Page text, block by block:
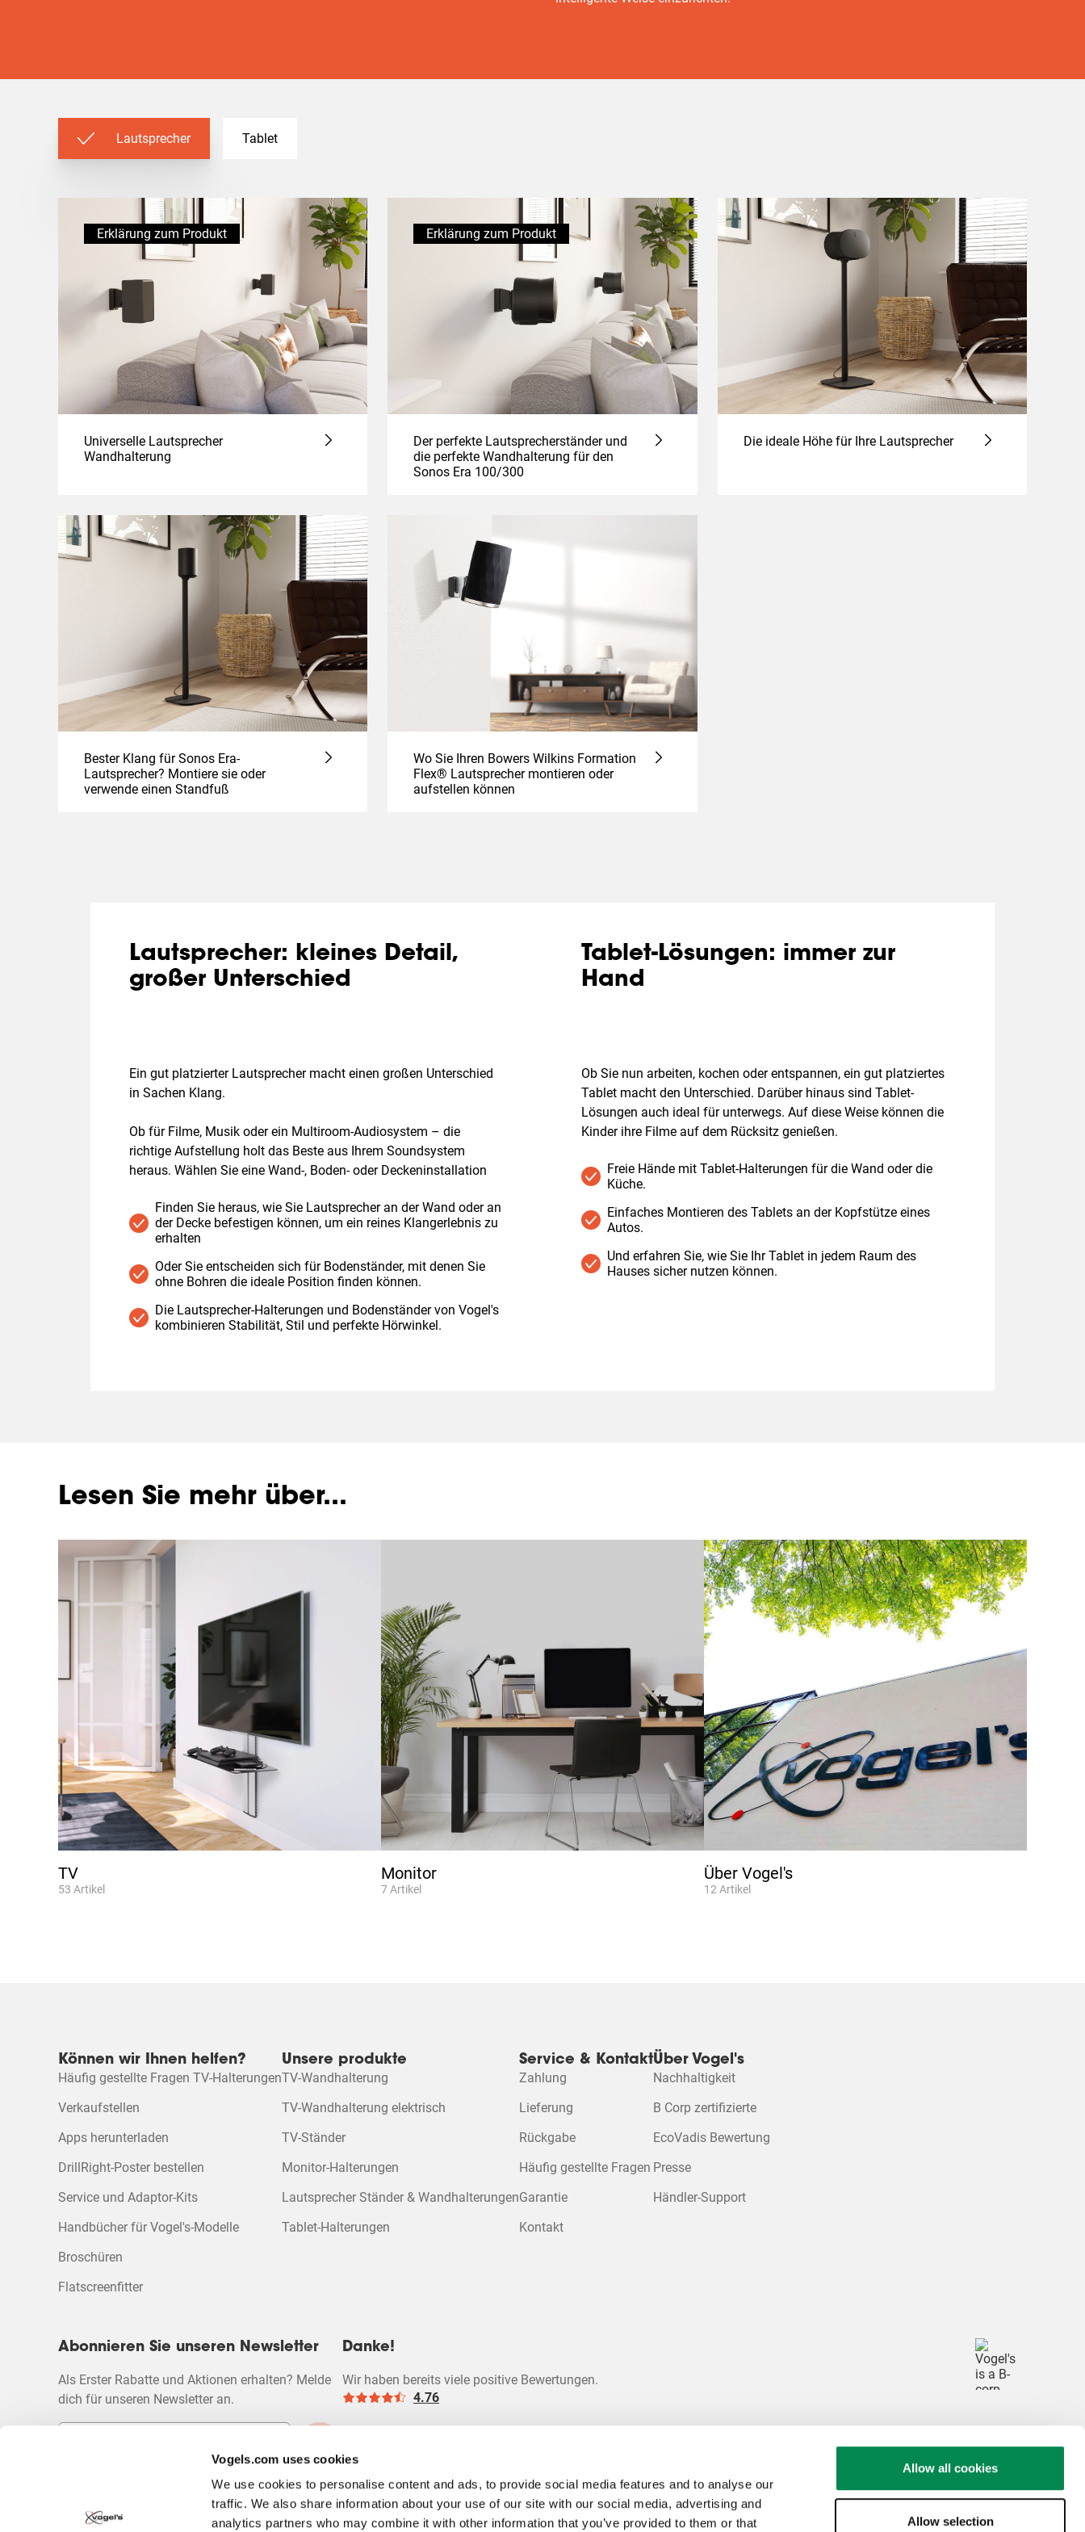
Vogels.com uses cookies
We use cookies to personalise content and ads, to provide social media features and to analyse our
traffic. We also share information about your use of our site with our social media, advertising and
analytics partners who may combine it with other information that you’ve provided to them or that
Allow all cookies
Allow selection
Lautsprecher Tablet
Erklärung zum Produkt
Universelle Lautsprecher
Wandhalterung
Erklärung zum Produkt
Der perfekte Lautsprecherständer und
die perfekte Wandhalterung für den
Sonos Era 100/300
Die ideale Höhe für Ihre Lautsprecher
Bester Klang für Sonos Era-
Lautsprecher? Montiere sie oder
verwende einen Standfuß
Wo Sie Ihren Bowers Wilkins Formation
Flex® Lautsprecher montieren oder
aufstellen können
Lautsprecher: kleines Detail,
großer Unterschied
Ein gut platzierter Lautsprecher macht einen großen Unterschied
in Sachen Klang.
Ob für Filme, Musik oder ein Multiroom-Audiosystem – die
richtige Aufstellung holt das Beste aus Ihrem Soundsystem
heraus. Wählen Sie eine Wand-, Boden- oder Deckeninstallation
Finden Sie heraus, wie Sie Lautsprecher an der Wand oder an
der Decke befestigen können, um ein reines Klangerlebnis zu
erhalten
Oder Sie entscheiden sich für Bodenständer, mit denen Sie
ohne Bohren die ideale Position finden können.
Die Lautsprecher-Halterungen und Bodenständer von Vogel's
kombinieren Stabilität, Stil und perfekte Hörwinkel.
Tablet-Lösungen: immer zur
Hand
Ob Sie nun arbeiten, kochen oder entspannen, ein gut platziertes
Tablet macht den Unterschied. Darüber hinaus sind Tablet-
Lösungen auch ideal für unterwegs. Auf diese Weise können die
Kinder ihre Filme auf dem Rücksitz genießen.
Freie Hände mit Tablet-Halterungen für die Wand oder die
Küche.
Einfaches Montieren des Tablets an der Kopfstütze eines
Autos.
Und erfahren Sie, wie Sie Ihr Tablet in jedem Raum des
Hauses sicher nutzen können.
Lesen Sie mehr über...
TV
53 Artikel
Monitor
7Artikel
Über Vogel's
12 Artikel
Können wir Ihnen helfen?
Häufig gestellte Fragen TV-Halterungen
Verkaufstellen
Apps herunterladen
DrillRight-Poster bestellen
Service und Adaptor-Kits
Handbücher für Vogel's-Modelle
Broschüren
Flatscreenfitter
Unsere produkte
TV-Wandhalterung
TV-Wandhalterung elektrisch
TV-Ständer
Monitor-Halterungen
Lautsprecher Ständer & Wandhalterungen
Tablet-Halterungen
Service & Kontakt
Zahlung
Lieferung
Rückgabe
Häufig gestellte Fragen
Garantie
Kontakt
Über Vogel's
Nachhaltigkeit
B Corp zertifizierte
EcoVadis Bewertung
Presse
Händler-Support
Abonnieren Sie unseren Newsletter
Als Erster Rabatte und Aktionen erhalten? Melde
dich für unseren Newsletter an.
Danke!
Wir haben bereits viele positive Bewertungen.
4.76